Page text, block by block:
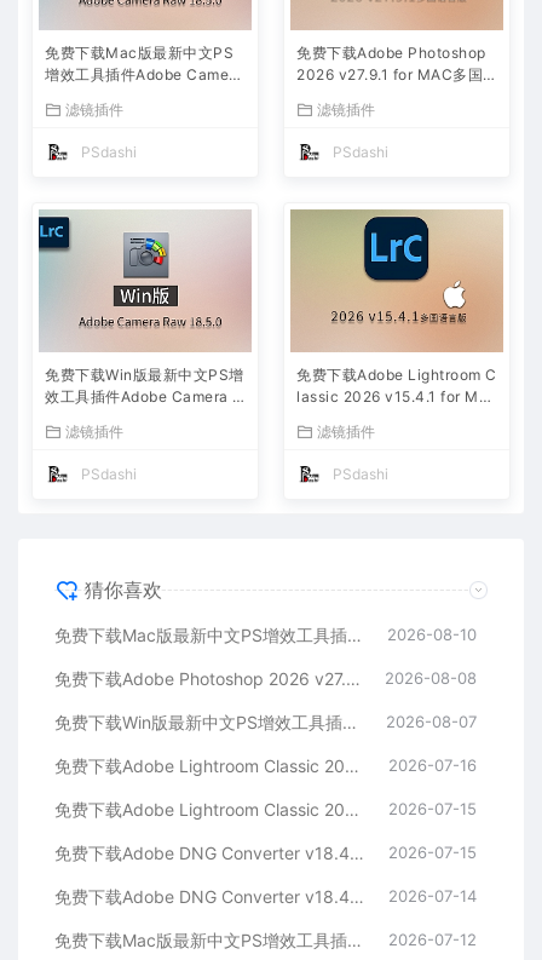
免费下载Mac版最新中文PS
增效工具插件Adobe Camera
影后期一键安装包预设Lrc照
片文件文档格式打开处理编辑
滤镜插件
PSdashi
免费下载Adobe Photoshop
2026 v27.9.1 for MAC多国
激活一键安装包Ai智能修图设
计师平面设计工具
滤镜插件
PSdashi
免费下载Win版最新中文PS增
效工具插件Adobe Camera R
后期一键安装包预设Lrc照片
滤镜插件
PSdashi
免费下载Adobe Lightroom C
lassic 2026 v15.4.1 for Mac
安装包摄影后期照片图片编辑
滤镜插件
PSdashi
猜你喜欢
免费下载Mac版最新中文PS增效工具插件Adobe Camera Raw 2026 ACR v18.5.0 摄影后期一键安装包预设Lrc照片文件文档格式打开处理编辑 2026-08-10
免费下载Adobe Photoshop 2026 v27.9.1 for MAC多国语言版正式中文最新PS软件激活一键安装包Ai智能修图设计师平面设计工具 2026-08-08
免费下载Win版最新中文PS增效工具插件Adobe Camera Raw 2026 ACR v18.5.0 摄影后期一键安装包预设Lrc照片文件文档格式打开处理编辑 2026-08-07
免费下载Adobe Lightroom Classic 2026 v15.4.1 for Mac多国语言版中文LrC软件激活安装包摄影后期照片图片编辑工具 2026-07-16
免费下载Adobe Lightroom Classic 2026 v15.4.1 for win多国语言版中文LrC软件激活安装包摄影后期照片图片编辑工具 2026-07-15
免费下载Adobe DNG Converter v18.4.1 for Mac多国语言中文版安装包图片RAW相机照片格式转换器Lrc数字负片PS插件软件工具 2026-07-15
免费下载Adobe DNG Converter v18.4.1 for Win多国语言中文版安装包图片RAW相机照片格式转换器Lrc数字负片PS插件软件工具 2026-07-14
免费下载Mac版最新中文PS增效工具插件Adobe Camera Raw 2026 ACR v18.4.1 摄影后期一键安装包预设Lrc照片文件文档格式打开处理编辑 2026-07-12